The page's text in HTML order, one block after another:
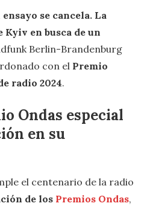
se cancela. La
en busca de un
Berlin-Brandenburg
con el Premio
radio 2024.
Ondas especial
en su
el centenario de la radio
de los Premios Ondas,